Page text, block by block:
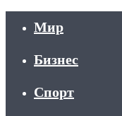
Мир
Бизнес
Спорт